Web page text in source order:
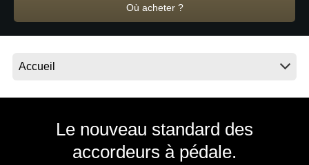
A propos de Korg
Où acheter ?
Le nouveau standard des
accordeurs à pédale.